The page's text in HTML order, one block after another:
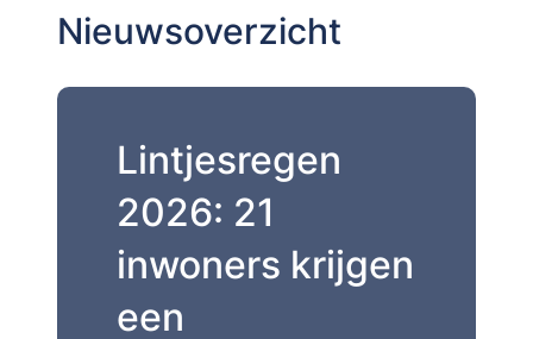
Nieuwsoverzicht
Lintjesregen
2026: 21
inwoners krijgen
een